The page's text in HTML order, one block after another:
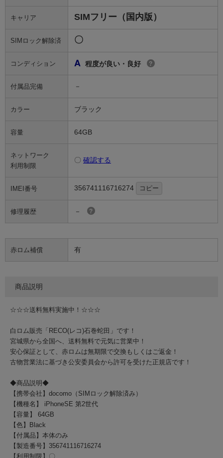
キャリア SIMフリー（国内版）
SIMロック解除済 〇
コンディション A 程度が良い・良好 ?
付属品完備 －
カラー ブラック
容量 64GB
ネットワーク
利用制限
〇 確認する
IMEI番号 356741116716274 コピー
修理履歴 － ?
赤ロム補償 有
商品説明
☆☆☆送料無料実施中！☆☆☆
白ロム販売「RECO(レコ)石巻蛇田」です！
宮城県から全国へ、送料無料で元気に営業中！
安心保証として、赤ロムは無期限で交換もしくはご返金！
古物営業法に基づき公安委員会から許可を受けた正規店です！
◆商品説明◆
【携帯会社】docomo（SIMロック解除済み）
【機種名】 iPhoneSE 第2世代
【容量】 64GB
【色】Black
【付属品】本体のみ
【製造番号】356741116716274
【利用制限】〇